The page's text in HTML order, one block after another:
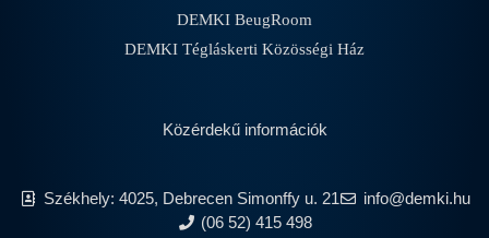
DEMKI BeugRoom
DEMKI Tégláskerti Közösségi Ház
Közérdekű információk
Székhely: 4025, Debrecen Simonffy u. 21
info@demki.hu
(06 52) 415 498